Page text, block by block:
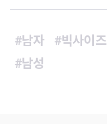
#남자 #빅사이즈
#남성